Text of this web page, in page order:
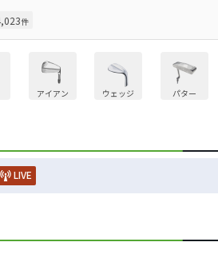
件
アイアン ウェッジ パター
LIVE